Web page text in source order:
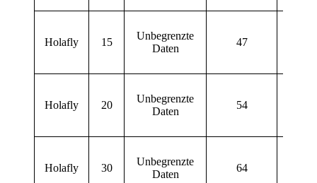
Holafly 15
Unbegrenzte
Daten
47
Holafly 20
Unbegrenzte
Daten
54
Holafly 30
Unbegrenzte
Daten
64